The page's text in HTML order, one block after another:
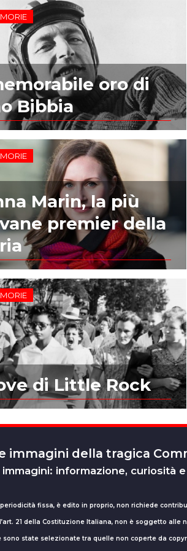
oro di
Bibbia
Marin, la più
premier della
di Little Rock
immagini della tragica
informazione, curiosità
fissa, è edito in proprio, non richiede
21 della Costituzione Italiana, non è soggetto
sono state selezionate tra quelle non coperte da